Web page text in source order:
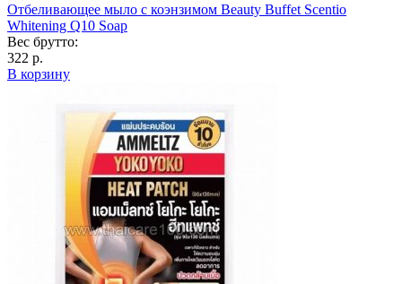
Отбеливающее мыло с коэнзимом Beauty Buffet Scentio
Whitening Q10 Soap
Вес брутто:
322 р.
В корзину